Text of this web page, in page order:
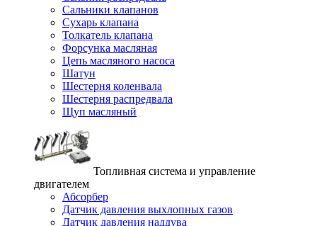
Сальники клапанов
Сухарь клапана
Толкатель клапана
Форсунка масляная
Цепь масляного насоса
Шатун
Шестерня коленвала
Шестерня распредвала
Щуп масляный
Топливная система и управление
двигателем
Абсорбер
Датчик давления выхлопных газов
Датчик давления наддува